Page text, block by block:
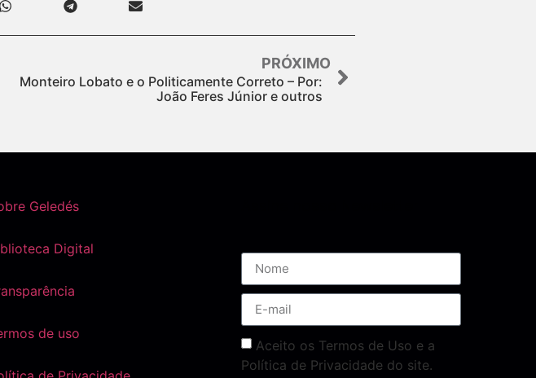
PRÓXIMO
Monteiro Lobato e o Politicamente Correto – Por:
João Feres Júnior e outros
Geledés
Digital
de uso
Aceito os Termos de Uso e a
Política de Privacidade do site.